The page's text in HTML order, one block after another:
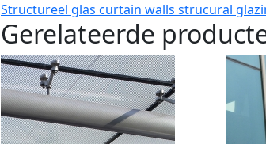
Structureel glas curtain walls strucural
Gerelateerde